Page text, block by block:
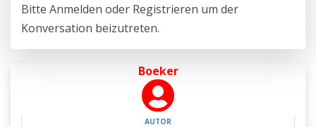
Bitte Anmelden oder Registrieren um der
Konversation beizutreten.
Boeker
AUTOR